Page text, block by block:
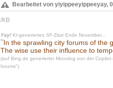
Bearbeitet von yiyippeeyippeeyay,
/KB
Yay! KI-generiertes SF-Zitat Ende November...
"In the sprawling city forums of the
The wise use their influence to
(auf Bing.de generierter Monolog von der
forums")